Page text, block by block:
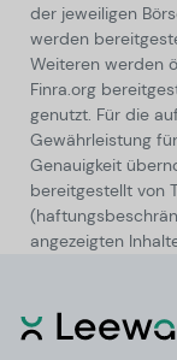
der jeweiligen
werden
Weiteren werden
Finra.org
genutzt. Für die
Gewährleistung
Genauigkeit
bereitgestellt von
angezeigten